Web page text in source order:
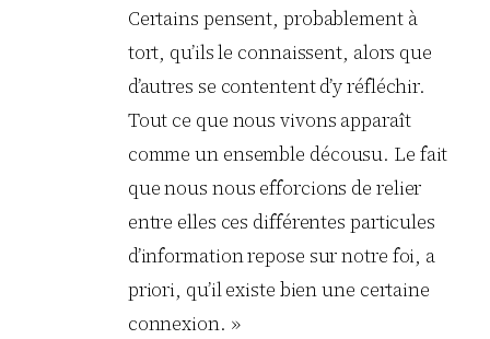
Certains pensent, probablement à
tort, qu’ils le connaissent, alors que
d’autres se contentent d’y réfléchir.
Tout ce que nous vivons apparaît
comme un ensemble décousu. Le fait
que nous nous efforcions de relier
entre elles ces différentes particules
d’information repose sur notre foi, a
priori, qu’il existe bien une certaine
connexion. »